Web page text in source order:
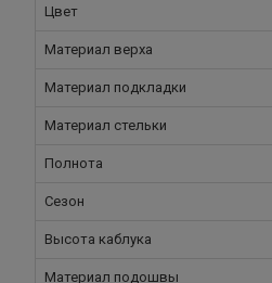
Цвет
Материал верха
Материал подкладки
Материал стельки
Полнота
Сезон
Высота каблука
Материал подошвы